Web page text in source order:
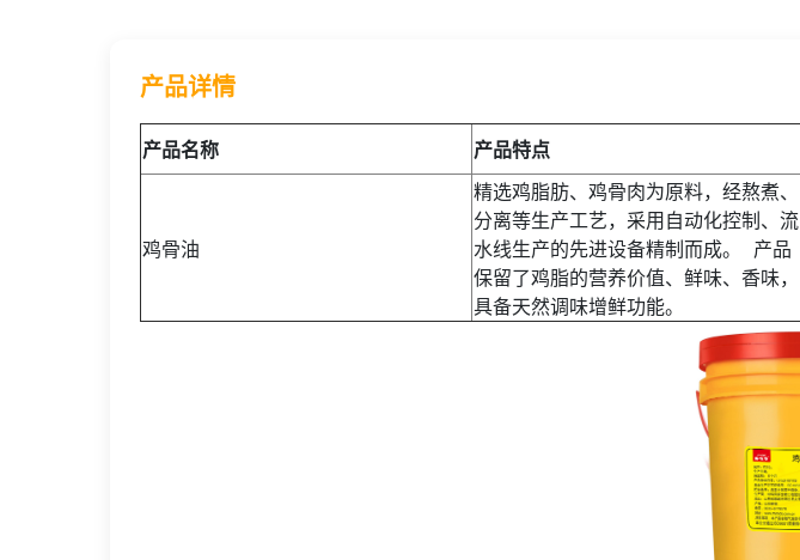
产品详情
产品名称 产品特点
鸡骨油
精选鸡脂肪、鸡骨肉为原料，经熬煮、
分离等生产工艺，采用自动化控制、流
水线生产的先进设备精制而成。 产品
保留了鸡脂的营养价值、鲜味、香味，
具备天然调味增鲜功能。